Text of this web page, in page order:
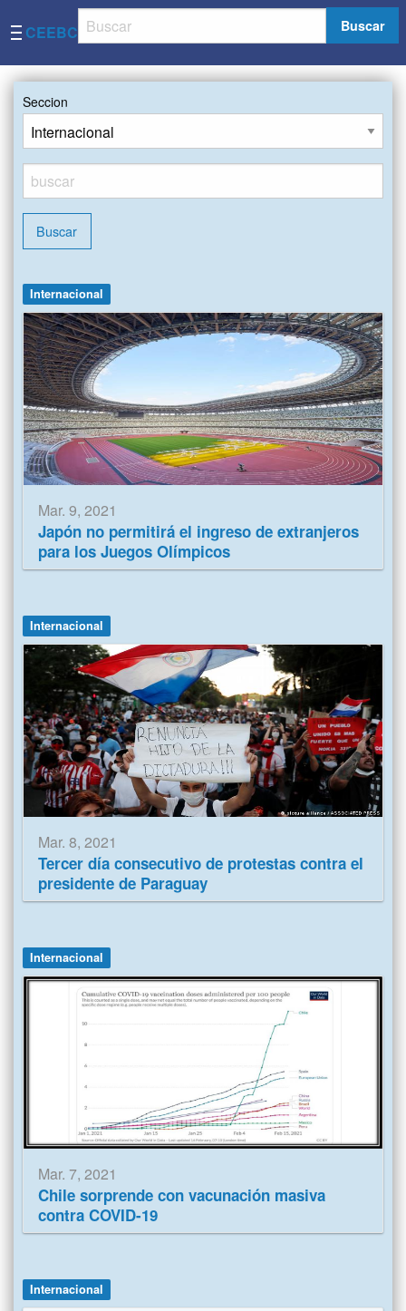
CEEBC Buscar
Seccion
Buscar
Internacional
Mar. 9, 2021
Japón no permitirá el ingreso de extranjeros
para los Juegos Olímpicos
Internacional
Mar. 8, 2021
Tercer día consecutivo de protestas contra el
presidente de Paraguay
Internacional
Mar. 7, 2021
Chile sorprende con vacunación masiva
contra COVID-19
Internacional